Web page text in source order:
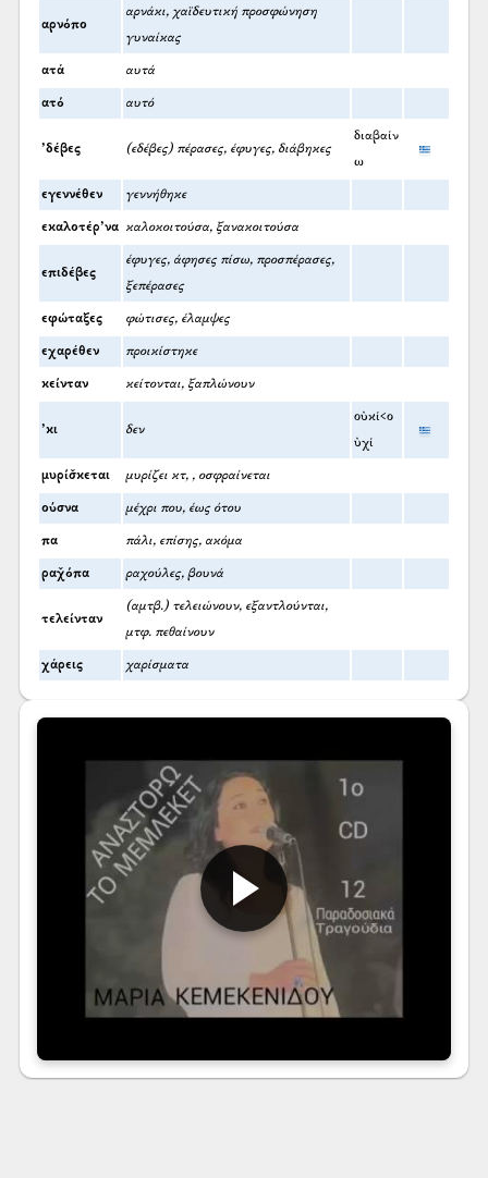
αρνόπο
αρνάκι, χαϊδευτική προσφώνηση
γυναίκας
ατά αυτά
ατό αυτό
’δέβες (εδέβες) πέρασες, έφυγες, διάβηκες
διαβαίν
ω
εγεννέθεν γεννήθηκε
εκαλοτέρ’να καλοκοιτούσα, ξανακοιτούσα
επιδέβες
έφυγες, άφησες πίσω, προσπέρασες,
ξεπέρασες
εφώταξες φώτισες, έλαμψες
εχαρέθεν προικίστηκε
κείνταν κείτονται, ξαπλώνουν
’κι δεν
οὐκί<ο
ὐχί
μυρίσ̌κεται μυρίζει κτ, , οσφραίνεται
ούσνα μέχρι που, έως ότου
πα πάλι, επίσης, ακόμα
ραχ̌όπα ραχούλες, βουνά
τελείνταν
(αμτβ.) τελειώνουν, εξαντλούνται,
μτφ. πεθαίνουν
χάρεις χαρίσματα